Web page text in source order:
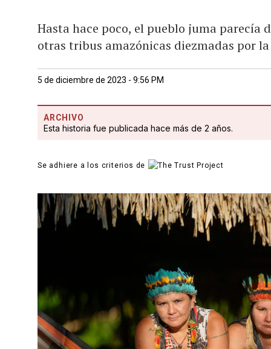
Hasta hace poco, el pueblo juma parecía
otras tribus amazónicas diezmadas por
5 de diciembre de 2023 - 9:56 PM
ARCHIVO
Esta historia fue publicada hace más de 2 años.
Se adhiere a los criterios de